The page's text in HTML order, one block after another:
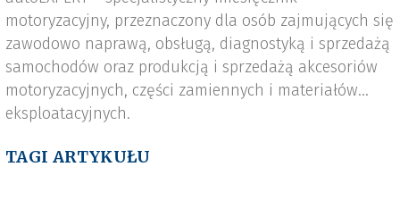
motoryzacyjny, przeznaczony dla osób zajmujących się
zawodowo naprawą, obsługą, diagnostyką i sprzedażą
samochodów oraz produkcją i sprzedażą akcesoriów
motoryzacyjnych, części zamiennych i materiałów
eksploatacyjnych.
TAGI ARTYKUŁU